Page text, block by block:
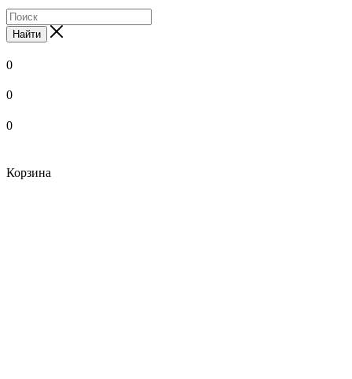
Найти
0
0
0
Корзина